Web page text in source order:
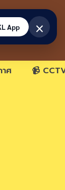
ศ 📹
App ×